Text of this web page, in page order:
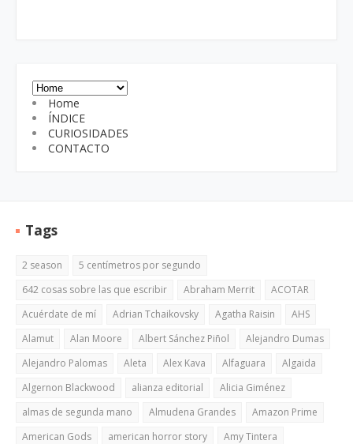
Home
ÍNDICE
CURIOSIDADES
CONTACTO
Tags
2 season
5 centímetros por segundo
642 cosas sobre las que escribir
Abraham Merrit
ACOTAR
Acuérdate de mí
Adrian Tchaikovsky Agatha Raisin
AHS
Alamut
Alan Moore Albert Sánchez Piñol
Alejandro Dumas
Alejandro Palomas
Aleta Alex Kava Alfaguara
Algaida
Algernon Blackwood
alianza editorial
Alicia Giménez
almas de segunda mano
Almudena Grandes
Amazon Prime
American Gods
american horror story Amy Tintera